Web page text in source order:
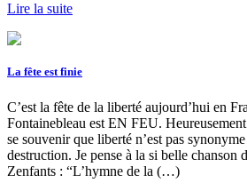
Lire la suite
La fête est finie
C’est la fête de la liberté aujourd’hui en
Fontainebleau est EN FEU.
se souvenir que liberté n’est pas
destruction. Je pense à la si belle chanson
Zenfants : “L’hymne de la (…)